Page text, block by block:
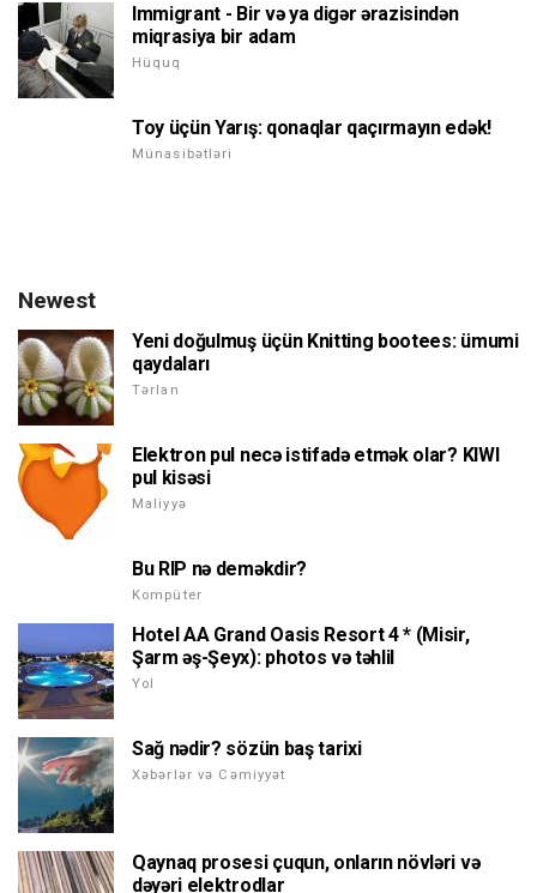
Immigrant - Bir və ya digər ərazisindən
miqrasiya bir adam
Hüquq
Toy üçün Yarış: qonaqlar qaçırmayın edək!
Münasibətləri
Newest
Yeni doğulmuş üçün Knitting bootees: ümumi
qaydaları
Tərlan
Elektron pul necə istifadə etmək olar? KIWI
pul kisəsi
Maliyyə
Bu RIP nə deməkdir?
Kompüter
Hotel AA Grand Oasis Resort 4 * (Misir,
Şarm əş-Şeyx): photos və təhlil
Yol
Sağ nədir? sözün baş tarixi
Xəbərlər və Cəmiyyət
Qaynaq prosesi çuqun, onların növləri və
dəyəri elektrodlar